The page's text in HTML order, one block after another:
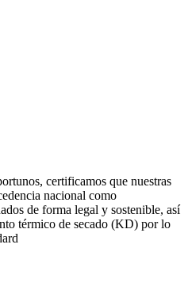
certificamos que nuestras
nacional como
de forma legal y sostenible, así
térmico de secado (KD) por lo